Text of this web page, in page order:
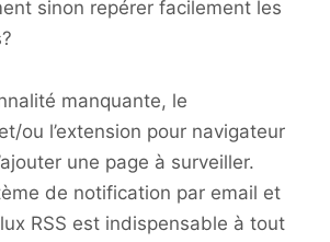
sinon repérer facilement les
manquante, le
ou l’extension pour navigateur
une page à surveiller.
de notification par email et
RSS est indispensable à tout